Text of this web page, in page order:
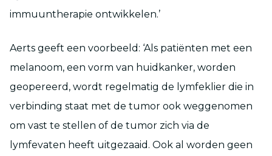
immuuntherapie ontwikkelen.’
Aerts geeft een voorbeeld: ‘Als patiënten met een
melanoom, een vorm van huidkanker, worden
geopereerd, wordt regelmatig de lymfeklier die in
verbinding staat met de tumor ook weggenomen
om vast te stellen of de tumor zich via de
lymfevaten heeft uitgezaaid. Ook al worden geen